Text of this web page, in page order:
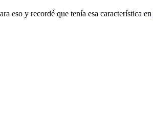
eso y recordé que tenía esa característica en